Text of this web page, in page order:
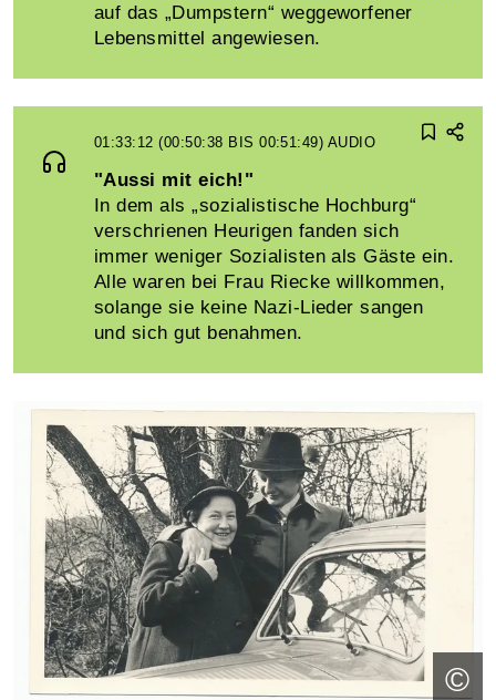
auf das „Dumpstern“ weggeworfener
Lebensmittel angewiesen.
01:33:12 (00:50:38 BIS 00:51:49) AUDIO
"Aussi mit eich!"
In dem als „sozialistische Hochburg“
verschrienen Heurigen fanden sich
immer weniger Sozialisten als Gäste ein.
Alle waren bei Frau Riecke willkommen,
solange sie keine Nazi-Lieder sangen
und sich gut benahmen.
©